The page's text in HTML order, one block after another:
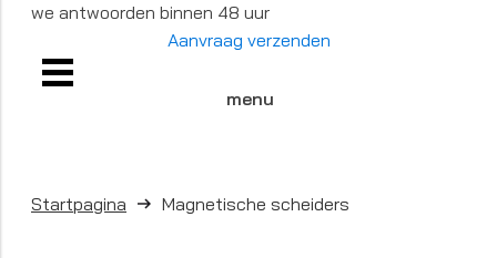
we antwoorden binnen 48 uur
Aanvraag verzenden
menu
Startpagina Magnetische scheiders